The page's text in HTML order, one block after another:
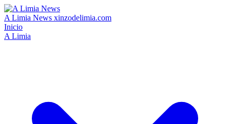
A Limia News xinzodelimia.com
Inicio
A Limia